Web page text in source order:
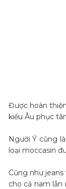
Được hoàn
kiểu Âu phục
Người Ý cũng
loại moccasin
Cũng như
cho cả nam